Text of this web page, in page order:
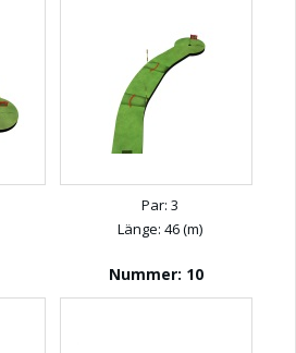
Par: 3
Länge: 46 (m)
Nummer: 10